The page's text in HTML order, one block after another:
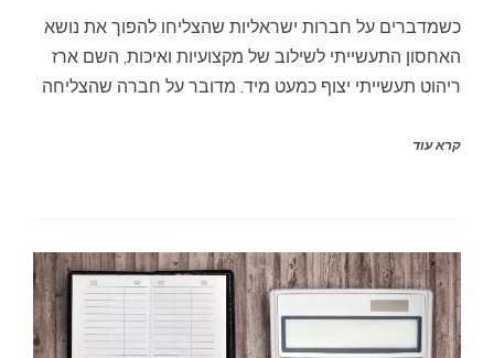
כשמדברים על חברות ישראליות שהצליחו להפוך את נושא
האחסון התעשייתי לשילוב של מקצועיות ואיכות, השם ארז
ריהוט תעשייתי יצוף כמעט מיד. מדובר על חברה שהצליחה
קרא עוד